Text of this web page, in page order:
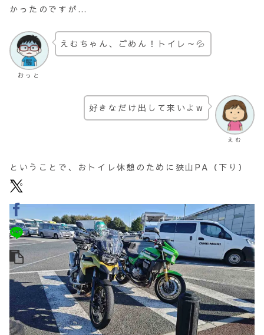
かったのですが…
おっと
えむちゃん、ごめん！トイレ～💦
えむ
好きなだけ出して来いよw
ということで、おトイレ休憩のために狭山PA（下り）
へ。